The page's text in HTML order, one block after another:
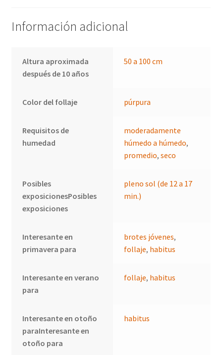
Información adicional
Altura aproximada
después de 10 años
50 a 100 cm
Color del follaje púrpura
Requisitos de
humedad
moderadamente
húmedo a húmedo,
promedio,seco
Posibles
exposicionesPosibles
exposiciones
pleno sol (de 12 a 17
min.)
Interesante en
primavera para
brotes jóvenes,
follaje, habitus
Interesante en verano
para
follaje, habitus
Interesante en otoño
paraInteresante en
otoño para
habitus